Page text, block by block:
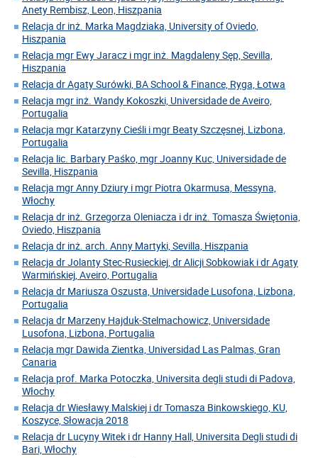
Anety Rembisz, Leon, Hiszpania
Relacja dr inż. Marka Magdziaka, University of Oviedo,
Hiszpania
Relacja mgr Ewy Jaracz i mgr inż. Magdaleny Sęp, Sevilla,
Hiszpania
Relacja dr Agaty Surówki, BA School & Finance, Ryga, Łotwa
Relacja mgr inż. Wandy Kokoszki, Universidade de Aveiro,
Portugalia
Relacja mgr Katarzyny Cieśli i mgr Beaty Szczęsnej, Lizbona,
Portugalia
Relacja lic. Barbary Paśko, mgr Joanny Kuc, Universidade de
Sevilla, Hiszpania
Relacja mgr Anny Dziury i mgr Piotra Okarmusa, Messyna,
Włochy
Relacja dr inż. Grzegorza Oleniacza i dr inż. Tomasza Świętonia,
Oviedo, Hiszpania
Relacja dr inż. arch. Anny Martyki, Sevilla, Hiszpania
Relacja dr Jolanty Stec-Rusieckiej, dr Alicji Sobkowiak i dr Agaty
Warmińskiej, Aveiro, Portugalia
Relacja dr Mariusza Oszusta, Universidade Lusofona, Lizbona,
Portugalia
Relacja dr Marzeny Hajduk-Stelmachowicz, Universidade
Lusofona, Lizbona, Portugalia
Relacja mgr Dawida Zientka, Universidad Las Palmas, Gran
Canaria
Relacja prof. Marka Potoczka, Universita degli studi di Padova,
Włochy
Relacja dr Wiesławy Malskiej i dr Tomasza Binkowskiego, KU,
Koszyce, Słowacja 2018
Relacja dr Lucyny Witek i dr Hanny Hall, Universita Degli studi di
Bari, Włochy